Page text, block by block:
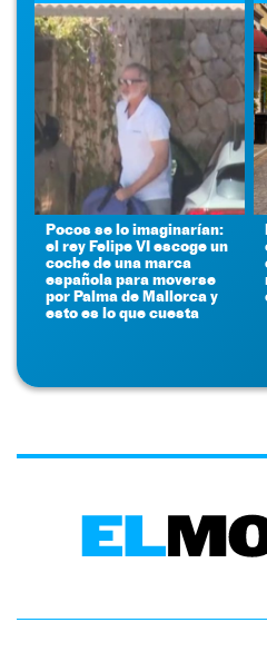
Pocos se lo imaginarían:
el rey Felipe VI escoge un
coche de una marca
española para moverse
por Palma de Mallorca y
esto es lo que cuesta